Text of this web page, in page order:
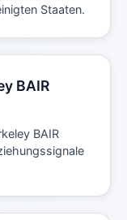
Staaten.
BAIR
BAIR